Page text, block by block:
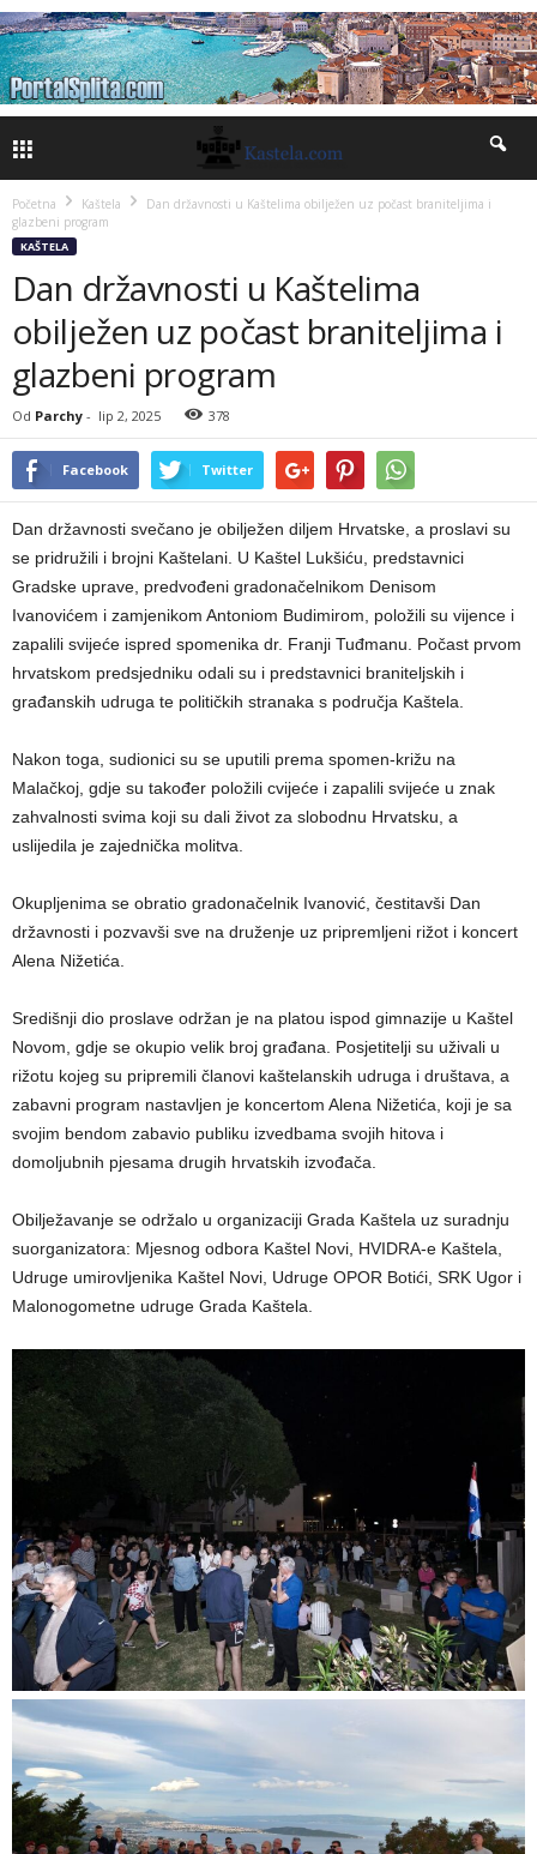
Početna Kaštela
Dan državnosti u Kaštelima obilježen uz počast braniteljima i
glazbeni program
KAŠTELA
Dan državnosti u Kaštelima
obilježen uz počast braniteljima i
glazbeni program
Od Parchy - lip 2, 2025 378
Facebook Twitter
Dan državnosti svečano je obilježen diljem Hrvatske, a proslavi su
se pridružili i brojni Kaštelani. U Kaštel Lukšiću, predstavnici
Gradske uprave, predvođeni gradonačelnikom Denisom
Ivanovićem i zamjenikom Antoniom Budimirom, položili su vijence i
zapalili svijeće ispred spomenika dr. Franji Tuđmanu. Počast prvom
hrvatskom predsjedniku odali su i predstavnici braniteljskih i
građanskih udruga te političkih stranaka s područja Kaštela.
Nakon toga, sudionici su se uputili prema spomen-križu na
Malačkoj, gdje su također položili cvijeće i zapalili svijeće u znak
zahvalnosti svima koji su dali život za slobodnu Hrvatsku, a
uslijedila je zajednička molitva.
Okupljenima se obratio gradonačelnik Ivanović, čestitavši Dan
državnosti i pozvavši sve na druženje uz pripremljeni rižot i koncert
Alena Nižetića.
Središnji dio proslave održan je na platou ispod gimnazije u Kaštel
Novom, gdje se okupio velik broj građana. Posjetitelji su uživali u
rižotu kojeg su pripremili članovi kaštelanskih udruga i društava, a
zabavni program nastavljen je koncertom Alena Nižetića, koji je sa
svojim bendom zabavio publiku izvedbama svojih hitova i
domoljubnih pjesama drugih hrvatskih izvođača.
Obilježavanje se održalo u organizaciji Grada Kaštela uz suradnju
suorganizatora: Mjesnog odbora Kaštel Novi, HVIDRA-e Kaštela,
Udruge umirovljenika Kaštel Novi, Udruge OPOR Botići, SRK Ugor i
Malonogometne udruge Grada Kaštela.